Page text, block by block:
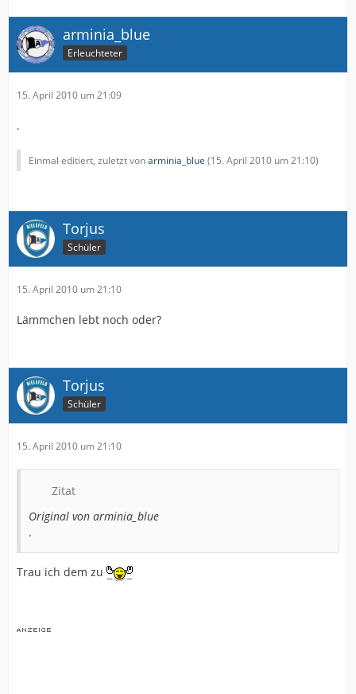
arminia_blue
Erleuchteter
15. April 2010 um 21:09
.
Einmal editiert, zuletzt vonarminia_blue (15. April 2010 um 21:10)
Torjus
Schüler
15. April 2010 um 21:10
Lämmchen lebt noch oder?
Torjus
Schüler
15. April 2010 um 21:10
Zitat
Original von arminia_blue
.
Trau ich dem zu